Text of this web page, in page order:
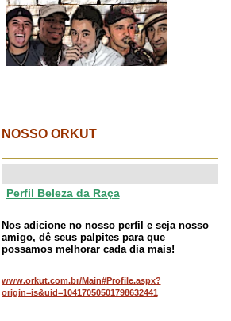
NOSSO ORKUT
Perfil Beleza da Raça
Nos adicione no nosso perfil e seja nosso
amigo, dê seus palpites para que
possamos melhorar cada dia mais!
www.orkut.com.br/Main#Profile.aspx?
origin=is&uid=10417050501798632441